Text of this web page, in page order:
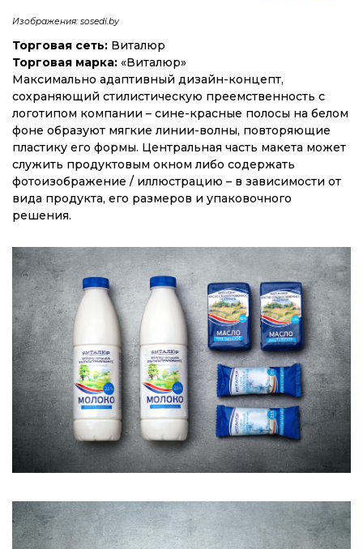
Изображения: sosedi.by
Торговая сеть: Виталюр
Торговая марка: «Виталюр»
Максимально адаптивный дизайн-концепт,
сохраняющий стилистическую преемственность с
логотипом компании – сине-красные полосы на белом
фоне образуют мягкие линии-волны, повторяющие
пластику его формы. Центральная часть макета может
служить продуктовым окном либо содержать
фотоизображение / иллюстрацию – в зависимости от
вида продукта, его размеров и упаковочного
решения.